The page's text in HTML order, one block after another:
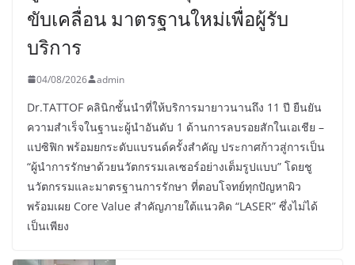
ขับเคลื่อน มาตรฐานใหม่เพื่อผู้รับ
บริการ
04/08/2026 admin
Dr.TATTOF คลินิกชั้นนำที่ให้บริการมายาวนานถึง 11 ปี ยืนยัน
ความสำเร็จในฐานะผู้นำอันดับ 1 ด้านการลบรอยสักในเอเชีย –
แปซิฟิก พร้อมยกระดับแบรนด์ครั้งสำคัญ ประกาศก้าวสู่การเป็น
“ผู้นำการรักษาด้วยนวัตกรรมเลเซอร์อย่างเต็มรูปแบบ” โดยชู
นวัตกรรมและมาตรฐานการรักษา ที่ตอบโจทย์ทุกปัญหาผิว
พร้อมเผย Core Value สำคัญภายใต้แนวคิด “LASER” ซึ่งไม่ได้
เป็นเพียง